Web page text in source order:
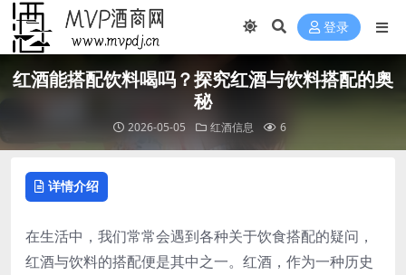
登录
红酒能搭配饮料喝吗？探究红酒与饮料搭配的奥
秘
2026-05-05 红酒信息 6
详情介绍
在生活中，我们常常会遇到各种关于饮食搭配的疑问，
红酒与饮料的搭配便是其中之一。红酒，作为一种历史